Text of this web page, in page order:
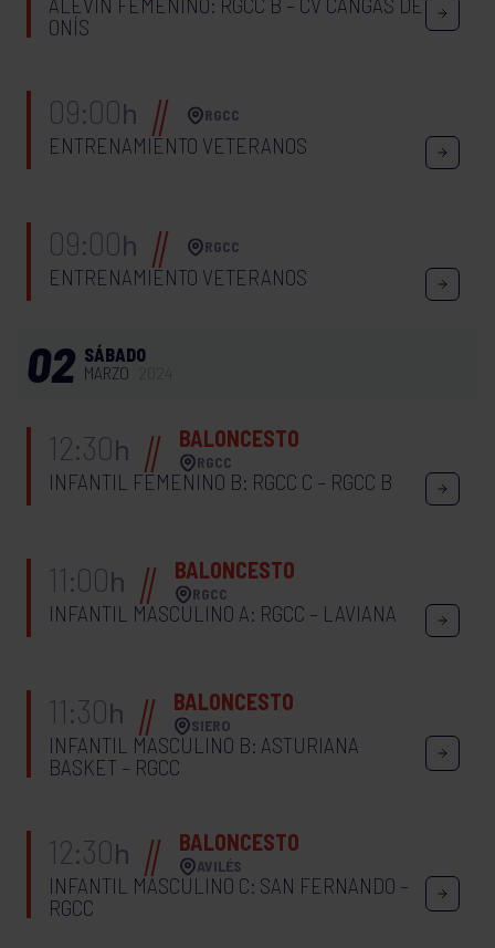
ONÍS
09:00h RGCC
ENTRENAMIENTO VETERANOS
09:00h RGCC
ENTRENAMIENTO VETERANOS
02 SÁBADO
MARZO
12:30h BALONCESTO
RGCC
INFANTIL FEMENINO B: RGCC C – RGCC B
11:00h BALONCESTO
RGCC
INFANTIL MASCULINO A: RGCC – LAVIANA
11:30h BALONCESTO
SIERO
INFANTIL MASCULINO B: ASTURIANA
BASKET – RGCC
12:30h BALONCESTO
AVILÉS
INFANTIL MASCULINO C: SAN FERNANDO –
RGCC